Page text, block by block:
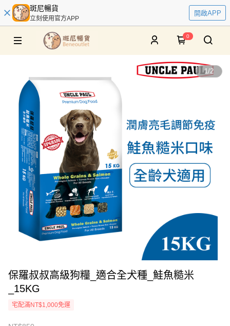
斑尼暢貨
立刻使用官方APP
開啟APP
0
1/2
保羅叔叔高級狗糧_適合全犬種_鮭魚糙米
_15KG
宅配滿NT$1,000免運